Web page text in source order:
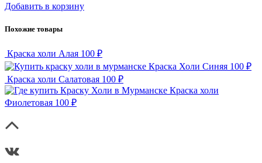
Добавить в корзину
Похожие товары
Краска холи Алая 100 ₽
Краска Холи Синяя 100 ₽
Краска холи Салатовая 100 ₽
Краска холи
Фиолетовая 100 ₽